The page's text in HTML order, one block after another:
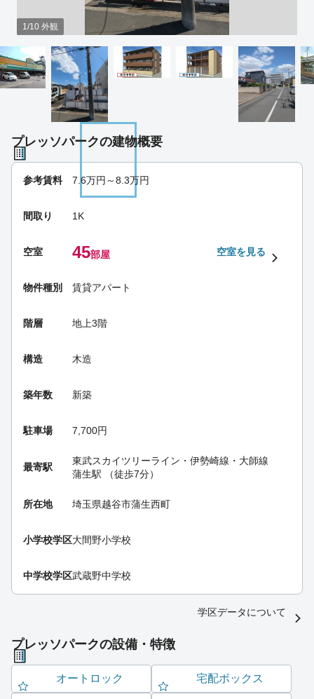
1/10 外観
プレッソパークの建物概要
参考賃料 7.6万円～8.3万円
間取り 1K
空室 45部屋 空室を見る
物件種別 賃貸アパート
階層 地上3階
構造 木造
築年数 新築
駐車場 7,700円
最寄駅
東武スカイツリーライン・伊勢崎線・大師線
蒲生駅 （徒歩7分）
所在地 埼玉県越谷市蒲生西町
小学校学区大間野小学校
中学校学区武蔵野中学校
学区データについて
プレッソパークの設備・特徴
オートロック 宅配ボックス